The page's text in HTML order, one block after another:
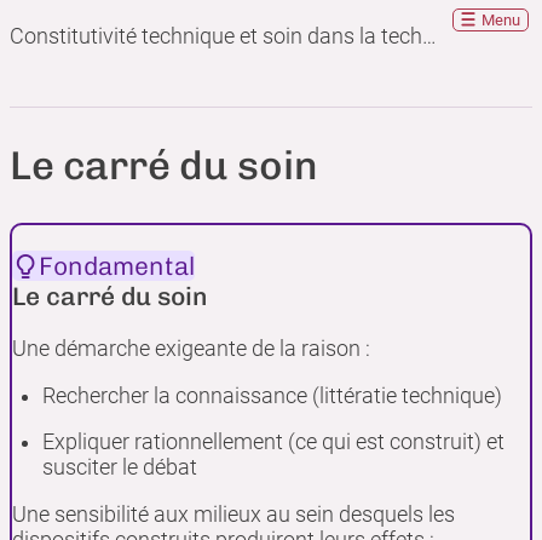
Constitutivité technique et soin dans la technique
Menu
Le carré du soin
Fondamental
Le carré du soin
Une démarche exigeante de la raison :
Rechercher la connaissance (littératie technique)
Expliquer rationnellement (ce qui est construit) et
susciter le débat
Une sensibilité aux milieux au sein desquels les